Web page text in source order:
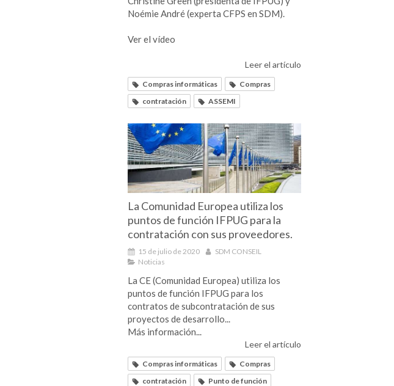
Noémie André (experta CFPS en SDM).
Ver el vídeo
Leer el artículo
Compras informáticas
Compras
contratación
ASSEMI
La Comunidad Europea utiliza los
puntos de función IFPUG para la
contratación con sus proveedores.
15 de julio de 2020
SDM CONSEIL
Noticias
La CE (Comunidad Europea) utiliza los
puntos de función IFPUG para los
contratos de subcontratación de sus
proyectos de desarrollo...
Más información...
Leer el artículo
Compras informáticas
Compras
contratación
Punto de función